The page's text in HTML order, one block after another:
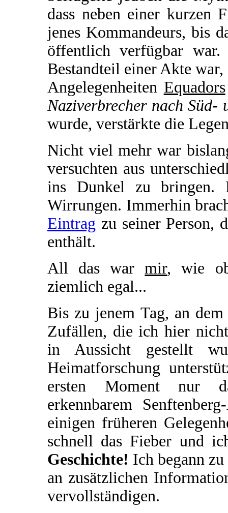
dass neben einer kurzen
jenes Kommandeurs, bis
öffentlich verfügbar
Bestandteil einer Akte
Angelegenheiten Equadors
Naziverbrecher nach
wurde, verstärkte die
Nicht viel mehr war
versuchten aus
ins Dunkel zu bringen.
Wirrungen. Immerhin
Eintrag zu seiner Person,
enthält.
All das warmir, wie
ziemlich egal...
Bis zu jenem Tag, an
Zufällen, die ich hier
in Aussicht gestellt
Heimatforschung
ersten Moment nur
erkennbarem
einigen früheren
schnell das Fieber und
Geschichte! Ich begann
an zusätzlichen
vervollständigen.